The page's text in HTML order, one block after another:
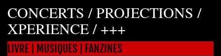
CONCERTS / PROJECTIONS /
XPERIENCE / +++
LIVRE | MUSIQUES | FANZINES